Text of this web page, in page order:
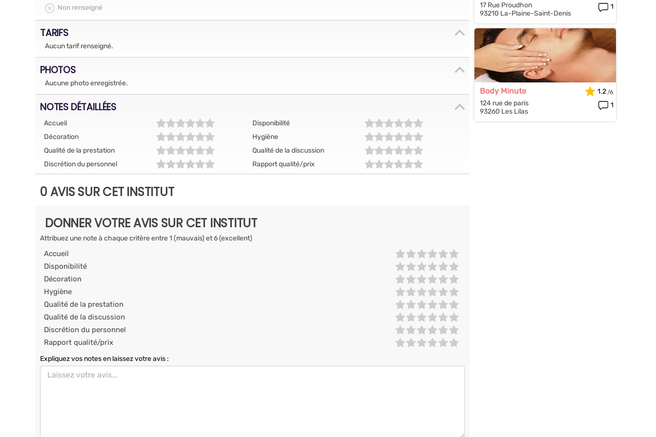
Non renseigné
TARIFS
Aucun tarif renseigné.
PHOTOS
Aucune photo enregistrée.
NOTES DÉTAILLÉES
Accueil
Disponibilité
Décoration
Hygiène
Qualité de la prestation
Qualité de la discussion
Discrétion du personnel
Rapport qualité/prix
0 AVIS SUR CET INSTITUT
DONNER VOTRE AVIS SUR CET INSTITUT
Attribuez une note à chaque critère entre 1 (mauvais) et 6 (excellent)
Accueil
Disponibilité
Décoration
Hygiène
Qualité de la prestation
Qualité de la discussion
Discrétion du personnel
Rapport qualité/prix
Expliquez vos notes en laissez votre avis :
17 Rue Proudhon
93210 La-Plaine-Saint-Denis
1
Body Minute
124 rue de paris
93260 Les Lilas
1.2
1